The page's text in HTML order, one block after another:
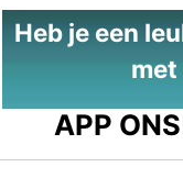
Heb je een
APP